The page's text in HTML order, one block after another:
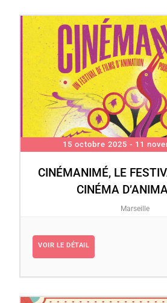
15 octobre 2025 - 11
CINÉMANIMÉ, LE
CINÉMA
Marseille
VOIR LE DÉTAIL